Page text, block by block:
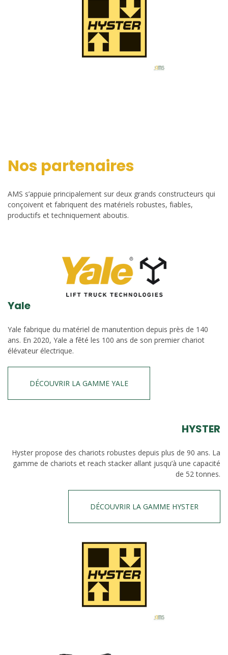
Nos partenaires
AMS s’appuie principalement sur deux grands constructeurs qui
conçoivent et fabriquent des matériels robustes, fiables,
productifs et techniquement aboutis.
Yale
Yale fabrique du matériel de manutention depuis près de 140
ans. En 2020, Yale a fêté les 100 ans de son premier chariot
élévateur électrique.
DÉCOUVRIR LA GAMME YALE
HYSTER
Hyster propose des chariots robustes depuis plus de 90 ans. La
gamme de chariots et reach stacker allant jusqu’à une capacité
de 52 tonnes.
DÉCOUVRIR LA GAMME HYSTER